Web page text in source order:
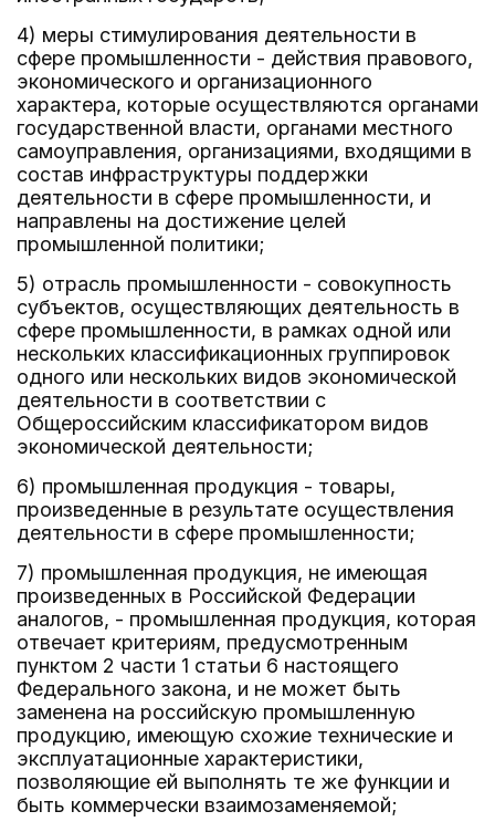
4) меры стимулирования деятельности в
сфере промышленности - действия правового,
экономического и организационного
характера, которые осуществляются органами
государственной власти, органами местного
самоуправления, организациями, входящими в
состав инфраструктуры поддержки
деятельности в сфере промышленности, и
направлены на достижение целей
промышленной политики;
5) отрасль промышленности - совокупность
субъектов, осуществляющих деятельность в
сфере промышленности, в рамках одной или
нескольких классификационных группировок
одного или нескольких видов экономической
деятельности в соответствии с
Общероссийским классификатором видов
экономической деятельности;
6) промышленная продукция - товары,
произведенные в результате осуществления
деятельности в сфере промышленности;
7) промышленная продукция, не имеющая
произведенных в Российской Федерации
аналогов, - промышленная продукция, которая
отвечает критериям, предусмотренным
пунктом 2 части 1 статьи 6 настоящего
Федерального закона, и не может быть
заменена на российскую промышленную
продукцию, имеющую схожие технические и
эксплуатационные характеристики,
позволяющие ей выполнять те же функции и
быть коммерчески взаимозаменяемой;